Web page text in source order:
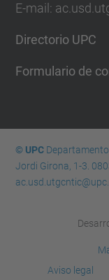
E-mail:
Directorio UPC
Formulario de
© UPCDepartamento
Jordi Girona, 1-3.
Aviso legal